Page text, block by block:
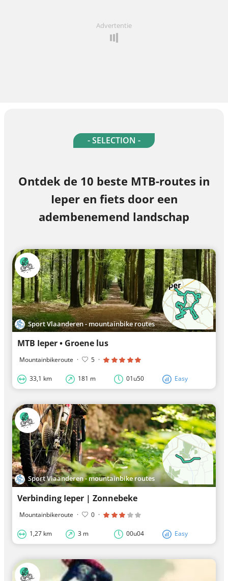
Advertentie
- SELECTION -
Ontdek de 10 beste MTB-routes in
Ieper en fiets door een
adembenemend landschap
Sport Vlaanderen - mountainbike routes
MTB Ieper • Groene lus
Mountainbikeroute · 5 ·
33,1 km 181 m 01u50 Easy
Sport Vlaanderen - mountainbike routes
Verbinding Ieper | Zonnebeke
Mountainbikeroute · 0 ·
1,27 km 3 m 00u04 Easy